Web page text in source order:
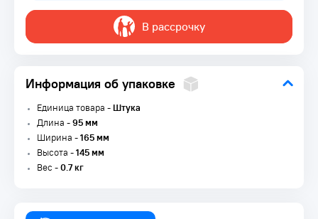
В рассрочку
Информация об упаковке
Единица товара -Штука
Длина -95 мм
Ширина -165 мм
Высота -145 мм
Вес -0.7 кг